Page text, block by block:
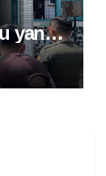
yang